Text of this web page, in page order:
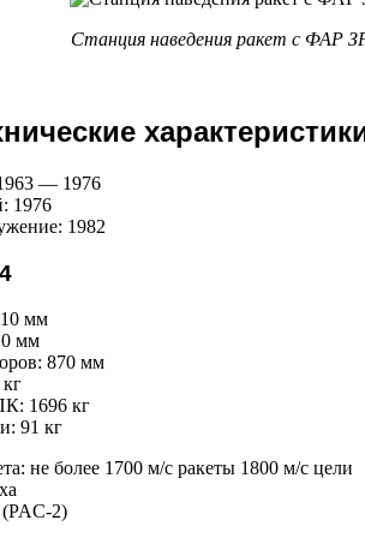
Станция наведения ракет с ФАР
— 1976
1976
1982
мм
мм
870 мм
1696 кг
91 кг
не более 1700 м/с ракеты 1800 м/с цели
2)